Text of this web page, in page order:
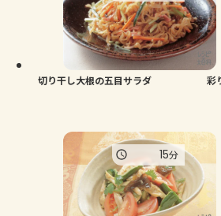
切り干し大根の五目サラダ 彩
15分